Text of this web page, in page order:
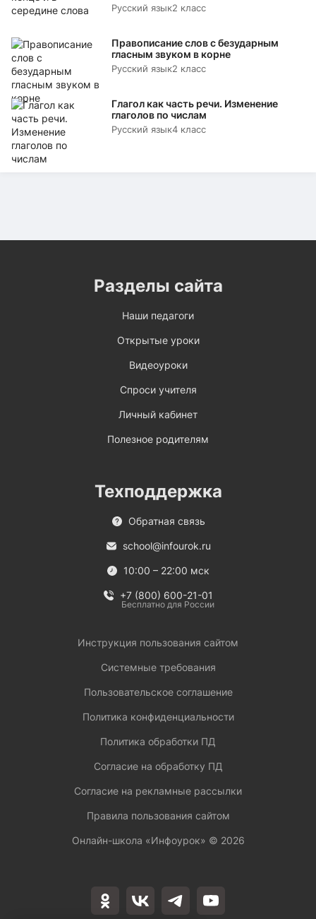
Русский язык2 класс
Правописание слов с безударным
гласным звуком в корне
Русский язык2 класс
Глагол как часть речи. Изменение
глаголов по числам
Русский язык4 класс
Разделы сайта
Наши педагоги
Открытые уроки
Видеоуроки
Спроси учителя
Личный кабинет
Полезное родителям
Техподдержка
Обратная связь
school@infourok.ru
10:00 – 22:00 мск
+7 (800) 600-21-01
Бесплатно для России
Инструкция пользования сайтом
Системные требования
Пользовательское соглашение
Политика конфиденциальности
Политика обработки ПД
Согласие на обработку ПД
Согласие на рекламные рассылки
Правила пользования сайтом
Онлайн-школа «Инфоурок» © 2026